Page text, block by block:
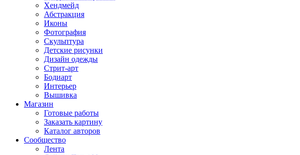
Хендмейд
Абстракция
Иконы
Фотография
Скульптура
Детские рисунки
Дизайн одежды
Стрит-арт
Бодиарт
Интерьер
Вышивка
Магазин
Готовые работы
Заказать картину
Каталог авторов
Сообщество
Лента